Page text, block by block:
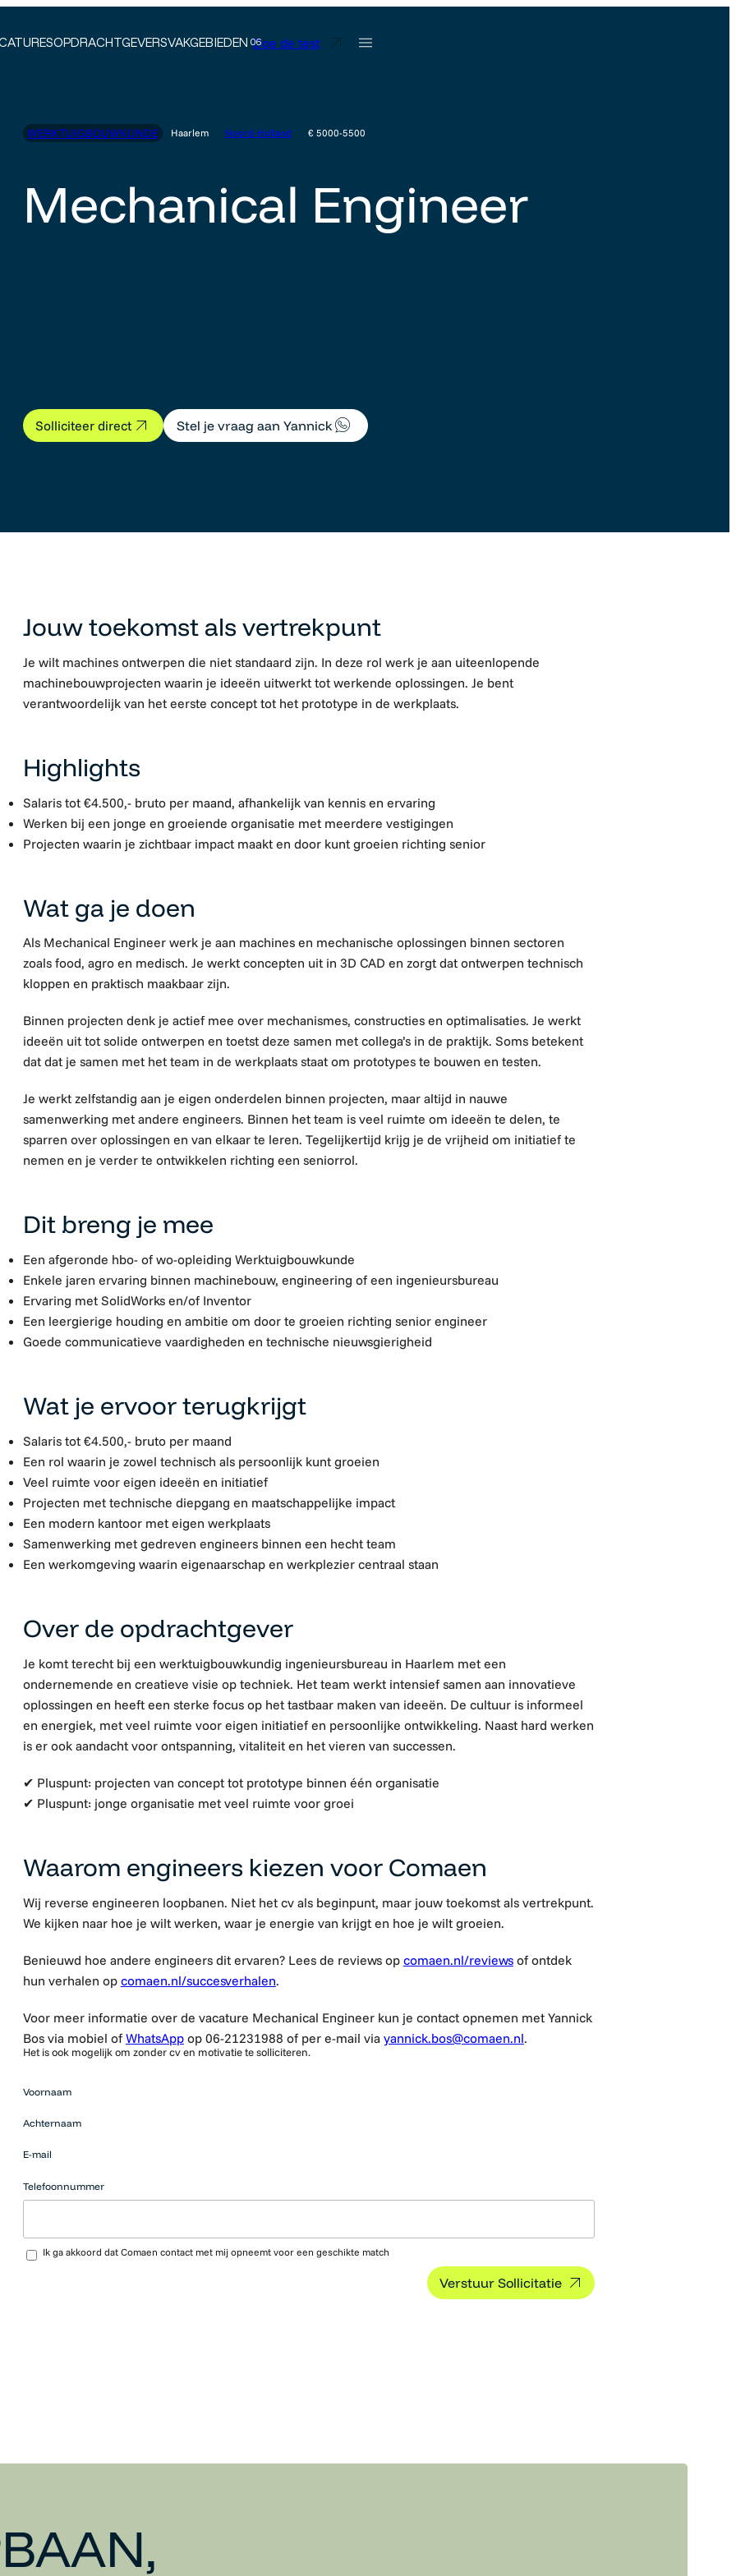
OPDRACHTGEVERSVAKGEBIEDEN Doe de test
WERKTUIGBOUWKUNDE Haarlem Noord-Holland € 5000-5500
Mechanical Engineer
Solliciteer direct Stel je vraag aan Yannick
Jouw toekomst als vertrekpunt
Je wilt machines ontwerpen die niet standaard zijn. In deze rol werk je aan uiteenlopende
machinebouwprojecten waarin je ideeën uitwerkt tot werkende oplossingen. Je bent
verantwoordelijk van het eerste concept tot het prototype in de werkplaats.
Highlights
Salaris tot €4.500,- bruto per maand, afhankelijk van kennis en ervaring
Werken bij een jonge en groeiende organisatie met meerdere vestigingen
Projecten waarin je zichtbaar impact maakt en door kunt groeien richting senior
Wat ga je doen
Als Mechanical Engineer werk je aan machines en mechanische oplossingen binnen sectoren
zoals food, agro en medisch. Je werkt concepten uit in 3D CAD en zorgt dat ontwerpen technisch
kloppen en praktisch maakbaar zijn.
Binnen projecten denk je actief mee over mechanismes, constructies en optimalisaties. Je werkt
ideeën uit tot solide ontwerpen en toetst deze samen met collega’s in de praktijk. Soms betekent
dat dat je samen met het team in de werkplaats staat om prototypes te bouwen en testen.
Je werkt zelfstandig aan je eigen onderdelen binnen projecten, maar altijd in nauwe
samenwerking met andere engineers. Binnen het team is veel ruimte om ideeën te delen, te
sparren over oplossingen en van elkaar te leren. Tegelijkertijd krijg je de vrijheid om initiatief te
nemen en je verder te ontwikkelen richting een seniorrol.
Dit breng je mee
Een afgeronde hbo- of wo-opleiding Werktuigbouwkunde
Enkele jaren ervaring binnen machinebouw, engineering of een ingenieursbureau
Ervaring met SolidWorks en/of Inventor
Een leergierige houding en ambitie om door te groeien richting senior engineer
Goede communicatieve vaardigheden en technische nieuwsgierigheid
Wat je ervoor terugkrijgt
Salaris tot €4.500,- bruto per maand
Een rol waarin je zowel technisch als persoonlijk kunt groeien
Veel ruimte voor eigen ideeën en initiatief
Projecten met technische diepgang en maatschappelijke impact
Een modern kantoor met eigen werkplaats
Samenwerking met gedreven engineers binnen een hecht team
Een werkomgeving waarin eigenaarschap en werkplezier centraal staan
Over de opdrachtgever
Je komt terecht bij een werktuigbouwkundig ingenieursbureau in Haarlem met een
ondernemende en creatieve visie op techniek. Het team werkt intensief samen aan innovatieve
oplossingen en heeft een sterke focus op het tastbaar maken van ideeën. De cultuur is informeel
en energiek, met veel ruimte voor eigen initiatief en persoonlijke ontwikkeling. Naast hard werken
is er ook aandacht voor ontspanning, vitaliteit en het vieren van successen.
✔ Pluspunt: projecten van concept tot prototype binnen één organisatie
✔ Pluspunt: jonge organisatie met veel ruimte voor groei
Waarom engineers kiezen voor Comaen
Wij reverse engineeren loopbanen. Niet het cv als beginpunt, maar jouw toekomst als vertrekpunt.
We kijken naar hoe je wilt werken, waar je energie van krijgt en hoe je wilt groeien.
Benieuwd hoe andere engineers dit ervaren? Lees de reviews op comaen.nl/reviewsof ontdek
hun verhalen op comaen.nl/succesverhalen.
Voor meer informatie over de vacature Mechanical Engineer kun je contact opnemen met Yannick
Bos via mobiel of WhatsAppop 06-21231988 of per e-mail via yannick.bos@comaen.nl.
Het is ook mogelijk om zonder cv en motivatie te solliciteren.
Voornaam
Achternaam
E-mail
Telefoonnummer
Ik ga akkoord dat Comaen contact met mij opneemt voor een geschikte match
die op zoek
werk
hier niets